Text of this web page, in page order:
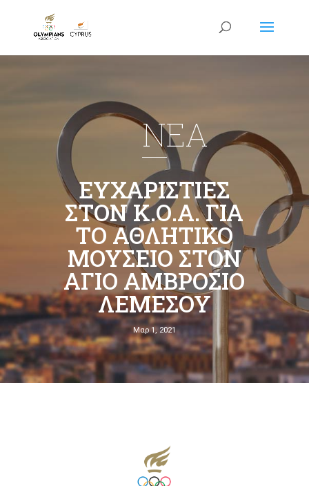
NEA
ΕΥΧΑΡΙΣΤΙΕΣ
ΣΤΟΝ Κ.Ο.Α. ΓΙΑ
ΤΟ ΑΘΛΗΤΙΚΟ
ΜΟΥΣΕΙΟ ΣΤΟΝ
ΑΓΙΟ ΑΜΒΡΟΣΙΟ
ΛΕΜΕΣΟΥ
Μαρ 1, 2021